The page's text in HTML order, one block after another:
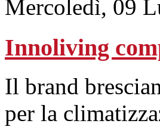
Mercoledì, 09
Innoliving
Il brand
per la